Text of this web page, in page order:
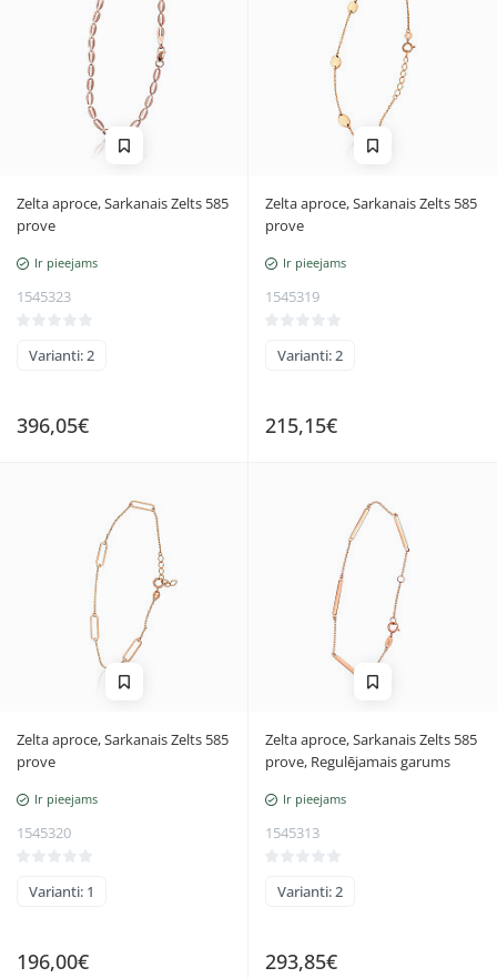
Zelta aproce, Sarkanais Zelts 585
prove
Ir pieejams
1545323
Varianti: 2
396,05€
Zelta aproce, Sarkanais Zelts 585
prove
Ir pieejams
1545319
Varianti: 2
215,15€
Zelta aproce, Sarkanais Zelts 585
prove
Ir pieejams
1545320
Varianti: 1
196,00€
Zelta aproce, Sarkanais Zelts 585
prove, Regulējamais garums
Ir pieejams
1545313
Varianti: 2
293,85€